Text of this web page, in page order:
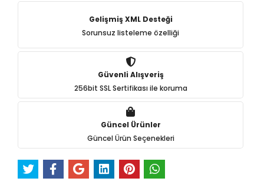
Gelişmiş XML Desteği
Sorunsuz listeleme özelliği
Güvenli Alışveriş
256bit SSL Sertifikası ile koruma
Güncel Ürünler
Güncel Ürün Seçenekleri